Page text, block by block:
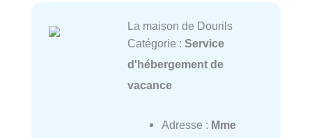
La maison de Dourils
Catégorie : Service
d'hébergement de
vacance
Adresse : Mme